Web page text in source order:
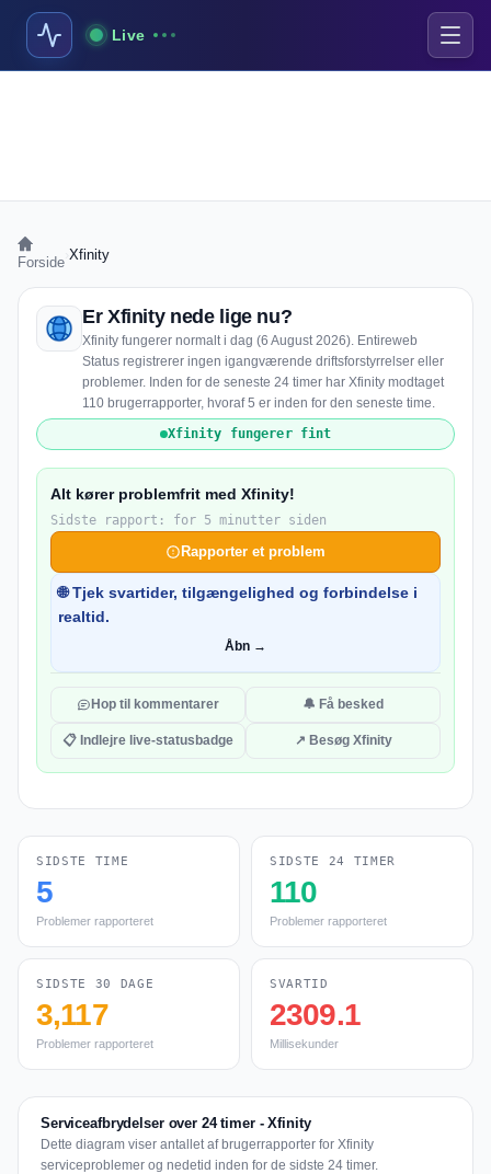
Live
Forside Xfinity
Er Xfinity nede lige nu?
Xfinity fungerer normalt i dag (6 August 2026). Entireweb
Status registrerer ingen igangværende driftsforstyrrelser eller
problemer. Inden for de seneste 24 timer har Xfinity modtaget
110 brugerrapporter, hvoraf 5 er inden for den seneste time.
Xfinity fungerer fint
Alt kører problemfrit med Xfinity!
Sidste rapport: for 5 minutter siden
Rapporter et problem
🌐 Tjek svartider, tilgængelighed og forbindelse i
realtid.
Åbn →
Hop til kommentarer 🔔 Få besked
📋 Indlejre live-statusbadge ↗ Besøg Xfinity
SIDSTE TIME
5
Problemer rapporteret
SIDSTE 24 TIMER
110
Problemer rapporteret
SIDSTE 30 DAGE
3,117
Problemer rapporteret
SVARTID
2309.1
Millisekunder
Serviceafbrydelser over 24 timer - Xfinity
Dette diagram viser antallet af brugerrapporter for Xfinity
serviceproblemer og nedetid inden for de sidste 24 timer.